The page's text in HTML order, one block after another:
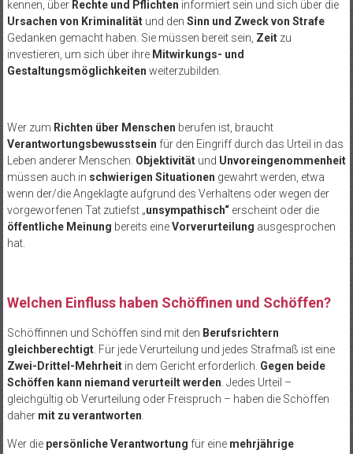
kennen, über Rechte und Pflichten informiert sein und sich über die
Ursachen von Kriminalitätund den Sinn und Zweck von Strafe
Gedanken gemacht haben. Sie müssen bereit sein, Zeitzu
investieren, um sich über ihre Mitwirkungs- und
Gestaltungsmöglichkeiten weiterzubilden.
Wer zum Richten über Menschen berufen ist, braucht
Verantwortungsbewusstsein für den Eingriff durch das Urteil in das
Leben anderer Menschen. Objektivitätund Unvoreingenommenheit
müssen auch in schwierigen Situationen gewahrt werden, etwa
wenn der/die Angeklagte aufgrund des Verhaltens oder wegen der
vorgeworfenen Tat zutiefst „unsympathisch“erscheint oder die
öffentliche Meinung bereits eineVorverurteilung ausgesprochen
hat.
Welchen Einfluss haben Schöffinen und Schöffen?
Schöffinnen und Schöffen sind mit den Berufsrichtern
gleichberechtigt. Für jede Verurteilung und jedes Strafmaß ist eine
Zwei-Drittel-Mehrheitin dem Gericht erforderlich. Gegen beide
Schöffen kann niemand verurteilt werden . Jedes Urteil –
gleichgültig ob Verurteilung oder Freispruch – haben die Schöffen
daher mit zu verantworten
Wer die persönliche Verantwortung für eine mehrjährige